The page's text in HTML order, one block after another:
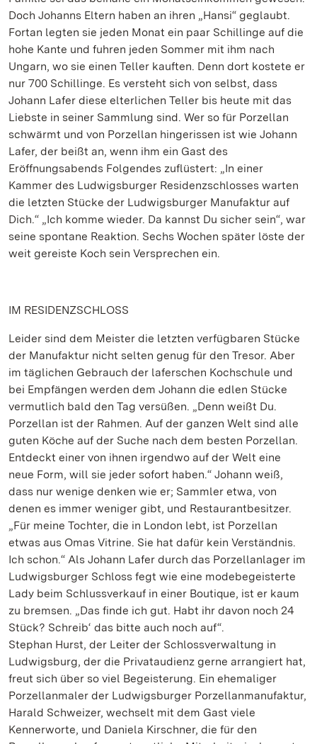
Doch Johanns Eltern haben an ihren „Hansi“ geglaubt.
Fortan legten sie jeden Monat ein paar Schillinge auf die
hohe Kante und fuhren jeden Sommer mit ihm nach
Ungarn, wo sie einen Teller kauften. Denn dort kostete er
nur 700 Schillinge. Es versteht sich von selbst, dass
Johann Lafer diese elterlichen Teller bis heute mit das
Liebste in seiner Sammlung sind. Wer so für Porzellan
schwärmt und von Porzellan hingerissen ist wie Johann
Lafer, der beißt an, wenn ihm ein Gast des
Eröffnungsabends Folgendes zuflüstert: „In einer
Kammer des Ludwigsburger Residenzschlosses warten
die letzten Stücke der Ludwigsburger Manufaktur auf
Dich.“ „Ich komme wieder. Da kannst Du sicher sein“, war
seine spontane Reaktion. Sechs Wochen später löste der
weit gereiste Koch sein Versprechen ein.
IM RESIDENZSCHLOSS
Leider sind dem Meister die letzten verfügbaren Stücke
der Manufaktur nicht selten genug für den Tresor. Aber
im täglichen Gebrauch der laferschen Kochschule und
bei Empfängen werden dem Johann die edlen Stücke
vermutlich bald den Tag versüßen. „Denn weißt Du.
Porzellan ist der Rahmen. Auf der ganzen Welt sind alle
guten Köche auf der Suche nach dem besten Porzellan.
Entdeckt einer von ihnen irgendwo auf der Welt eine
neue Form, will sie jeder sofort haben.“ Johann weiß,
dass nur wenige denken wie er; Sammler etwa, von
denen es immer weniger gibt, und Restaurantbesitzer.
„Für meine Tochter, die in London lebt, ist Porzellan
etwas aus Omas Vitrine. Sie hat dafür kein Verständnis.
Ich schon.“ Als Johann Lafer durch das Porzellanlager im
Ludwigsburger Schloss fegt wie eine modebegeisterte
Lady beim Schlussverkauf in einer Boutique, ist er kaum
zu bremsen. „Das finde ich gut. Habt ihr davon noch 24
Stück? Schreib‘ das bitte auch noch auf“.
Stephan Hurst, der Leiter der Schlossverwaltung in
Ludwigsburg, der die Privataudienz gerne arrangiert hat,
freut sich über so viel Begeisterung. Ein ehemaliger
Porzellanmaler der Ludwigsburger Porzellanmanufaktur,
Harald Schweizer, wechselt mit dem Gast viele
Kennerworte, und Daniela Kirschner, die für den